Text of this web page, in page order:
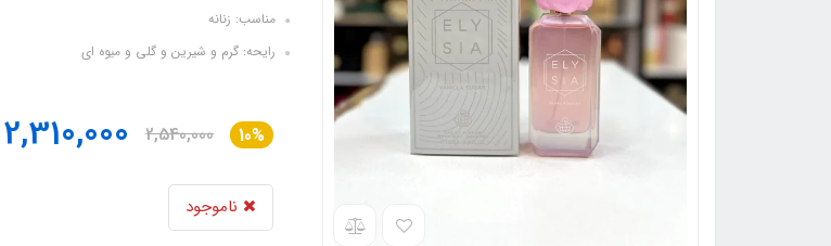
مناسب: زنانه
رایحه: گرم و شیرین و گلی و میوه ای
10%
2,540,000
2,310,000
ناموجود